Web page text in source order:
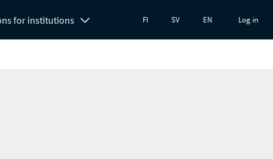
for institutions FI SV EN Log in